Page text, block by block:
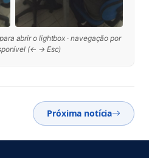
abrir o lightbox · navegação por
(← → Esc)
Próxima notícia